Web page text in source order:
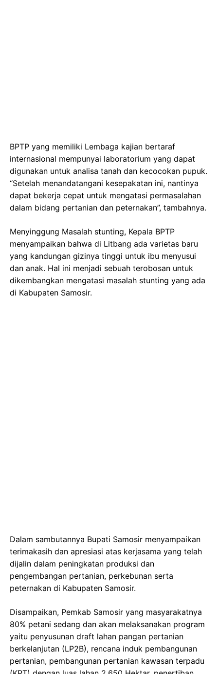
BPTP yang memiliki Lembaga kajian bertaraf
internasional mempunyai laboratorium yang dapat
digunakan untuk analisa tanah dan kecocokan pupuk.
“Setelah menandatangani kesepakatan ini, nantinya
dapat bekerja cepat untuk mengatasi permasalahan
dalam bidang pertanian dan peternakan”, tambahnya.
Menyinggung Masalah stunting, Kepala BPTP
menyampaikan bahwa di Litbang ada varietas baru
yang kandungan gizinya tinggi untuk ibu menyusui
dan anak. Hal ini menjadi sebuah terobosan untuk
dikembangkan mengatasi masalah stunting yang ada
di Kabupaten Samosir.
Dalam sambutannya Bupati Samosir menyampaikan
terimakasih dan apresiasi atas kerjasama yang telah
dijalin dalam peningkatan produksi dan
pengembangan pertanian, perkebunan serta
peternakan di Kabupaten Samosir.
Disampaikan, Pemkab Samosir yang masyarakatnya
80% petani sedang dan akan melaksanakan program
yaitu penyusunan draft lahan pangan pertanian
berkelanjutan (LP2B), rencana induk pembangunan
pertanian, pembangunan pertanian kawasan terpadu